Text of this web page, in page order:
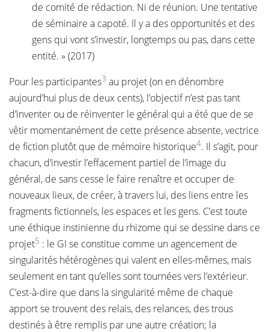
de comité de rédaction. Ni de réunion. Une tentative
de séminaire a capoté. Il y a des opportunités et des
gens qui vont s’investir, longtemps ou pas, dans cette
entité. » (2017)
Pour les participantes3 au projet (on en dénombre
aujourd’hui plus de deux cents), l’objectif n’est pas tant
d’inventer ou de réinventer le général qui a été que de se
vêtir momentanément de cette présence absente, vectrice
de fiction plutôt que de mémoire historique4. Il s’agit, pour
chacun, d’investir l’effacement partiel de l’image du
général, de sans cesse le faire renaître et occuper de
nouveaux lieux, de créer, à travers lui, des liens entre les
fragments fictionnels, les espaces et les gens. C’est toute
une éthique instinienne du rhizome qui se dessine dans ce
projet5 : le GI se constitue comme un agencement de
singularités hétérogènes qui valent en elles-mêmes, mais
seulement en tant qu’elles sont tournées vers l’extérieur.
C’est-à-dire que dans la singularité même de chaque
apport se trouvent des relais, des relances, des trous
destinés à être remplis par une autre création; la